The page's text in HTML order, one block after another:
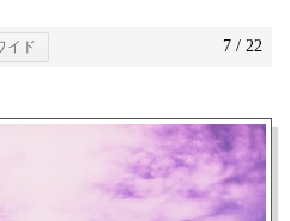
イド 7 / 22